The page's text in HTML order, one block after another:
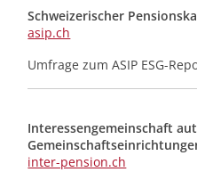
Schweizerischer
asip.ch
Umfrage zum ASIP ESG-
Interessengemeinschaft
inter-pension.ch